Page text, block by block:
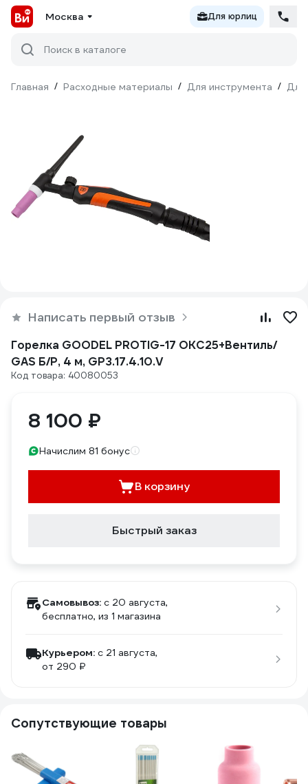
Москва Для юрлиц
Поиск в каталоге
Главная / Расходные материалы / Для инструмента / Для
Написать первый отзыв
Горелка GOODEL PROTIG-17 OKC25+Вентиль/
GAS Б/Р, 4 м, GP3.17.4.10.V
Код товара: 40080053
8 100 ₽
Начислим 81 бонус
В корзину
Быстрый заказ
Самовывоз: c 20 августа,
бесплатно, из 1 магазина
Курьером: c 21 августа,
от 290 ₽
Сопутствующие товары